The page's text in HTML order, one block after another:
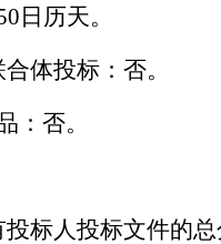
日历天。
体投标：否。
：否。
标人投标文件的